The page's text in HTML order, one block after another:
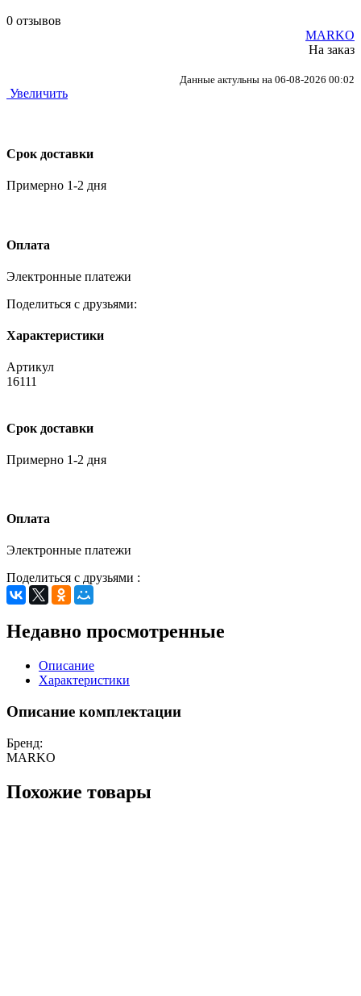
0 отзывов
MARKO
На заказ
Данные актульны на 06-08-2026 00:02
Увеличить
Срок доставки
Примерно 1-2 дня
Оплата
Электронные платежи
Поделиться с друзьями:
Характеристики
Артикул
16111
Срок доставки
Примерно 1-2 дня
Оплата
Электронные платежи
Поделиться с друзьями :
Недавно просмотренные
Описание
Характеристики
Описание комплектации
Бренд:
MARKO
Похожие товары